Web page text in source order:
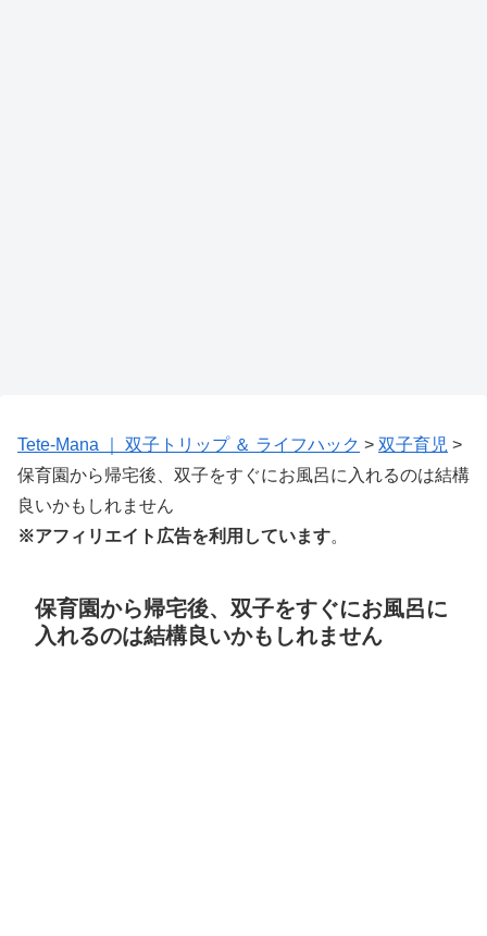
Tete-Mana ｜ 双子トリップ ＆ ライフハック > 双子育児 >
保育園から帰宅後、双子をすぐにお風呂に入れるのは結構
良いかもしれません
※アフィリエイト広告を利用しています。
保育園から帰宅後、双子をすぐにお風呂に
入れるのは結構良いかもしれません